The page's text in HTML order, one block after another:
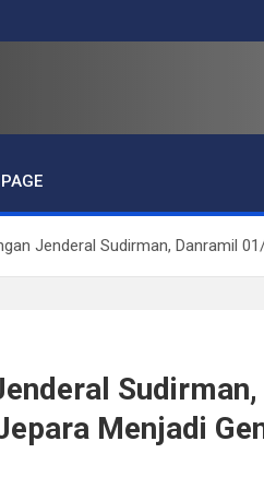
Jenderal Sudirman, Danramil
Menjadi